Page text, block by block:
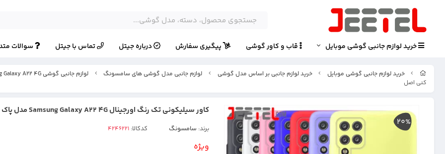
خرید لوازم جانبی گوشی موبایل قاب و کاور گوشی پیگیری سفارش درباره جیتل تماس با جیتل سوالات
خرید لوازم جانبی گوشی موبایل خرید لوازم جانبی بر اساس مدل گوشی لوازم جانبی مدل گوشی های سامسونگ لوازم جانبی گوشی Samsung Galaxy A22 4G
کنی اصل
20%
کاور سیلیکونی تک رنگ اورجینال Samsung Galaxy A22 4G مدل پاک کنی اصل
برند: سامسونگ کدکالا:
ویژه